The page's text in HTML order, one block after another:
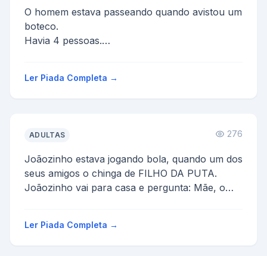
O homem estava passeando quando avistou um
boteco.
Havia 4 pessoas.
_E pediu:
Ler Piada Completa →
ADULTAS 276
Joãozinho estava jogando bola, quando um dos
seus amigos o chinga de FILHO DA PUTA.
Joãozinho vai para casa e pergunta: Mãe, o
Ler Piada Completa →